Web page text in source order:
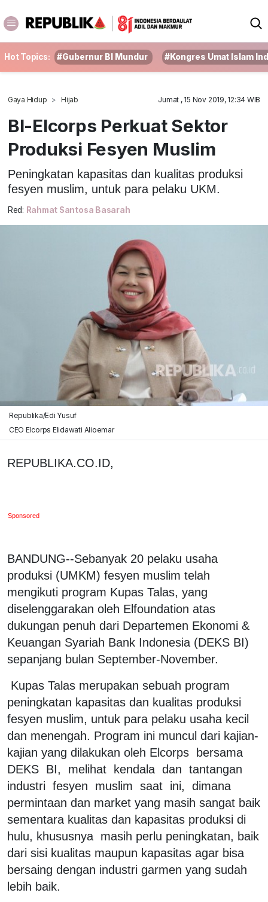
Hot Topics: #Gubernur BI Mundur #Kongres Umat Islam
Gaya Hidup Hijab Jumat , 15 Nov 2019, 12:34 WIB
BI-Elcorps Perkuat Sektor
Produksi Fesyen Muslim
Peningkatan kapasitas dan kualitas produksi
fesyen muslim, untuk para pelaku UKM.
Red: Rahmat Santosa Basarah
Republika/Edi Yusuf
CEO Elcorps Elidawati Alioemar
REPUBLIKA.CO.ID,
Sponsored
BANDUNG--Sebanyak 20 pelaku usaha
produksi (UMKM) fesyen muslim telah
mengikuti program Kupas Talas, yang
diselenggarakan oleh Elfoundation atas
dukungan penuh dari Departemen Ekonomi &
Keuangan Syariah Bank Indonesia (DEKS BI)
sepanjang bulan September-November.
Kupas Talas merupakan sebuah program
peningkatan kapasitas dan kualitas produksi
fesyen muslim, untuk para pelaku usaha kecil
dan menengah. Program ini muncul dari kajian-
kajian yang dilakukan oleh Elcorps bersama
DEKS BI, melihat kendala dan tantangan
industri fesyen muslim saat ini, dimana
permintaan dan market yang masih sangat baik
sementara kualitas dan kapasitas produksi di
hulu, khususnya masih perlu peningkatan, baik
dari sisi kualitas maupun kapasitas agar bisa
bersaing dengan industri garmen yang sudah
lebih baik.